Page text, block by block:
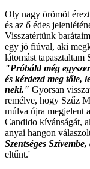
Oly nagy örömöt
és az ő édes
Visszatértünk
egy jó fiúval, aki
látomást
"Próbáld még
és kérdezd meg tőle,
neki." Gyorsan
remélve, hogy Szűz
múlva újra megjelent
Candido kívánságát,
anyai hangon
Szentséges
eltűnt.'